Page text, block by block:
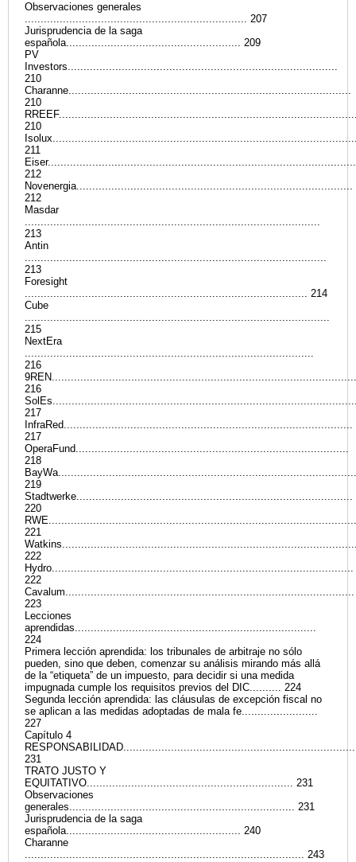
Observaciones generales
...................................................................... 207
Jurisprudencia de la saga
española....................................................... 209
PV
Investors.....................................................................................
210
Charanne.........................................................................................
210
210
211
212
Novenergia.......................................................................................
212
Masdar
.............................................................................................
213
Antin
...............................................................................................
213
Foresight
......................................................................................... 214
Cube
................................................................................................
215
NextEra
...........................................................................................
216
9REN................................................................................................
216
217
InfraRed...........................................................................................
217
OperaFund......................................................................................
218
219
Stadtwerke.......................................................................................
220
221
222
Hydro...............................................................................................
222
Cavalum...........................................................................................
223
Lecciones
aprendidas............................................................................
224
Primera lección aprendida: los tribunales de arbitraje no sólo
pueden, sino que deben, comenzar su análisis mirando más allá
de la “etiqueta” de un impuesto, para decidir si una medida
impugnada cumple los requisitos previos del DIC.......... 224
Segunda lección aprendida: las cláusulas de excepción fiscal no
se aplican a las medidas adoptadas de mala fe........................
227
Capítulo 4
231
TRATO JUSTO Y
EQUITATIVO................................................................. 231
Observaciones
generales....................................................................... 231
Jurisprudencia de la saga
española....................................................... 240
Charanne
........................................................................................ 243